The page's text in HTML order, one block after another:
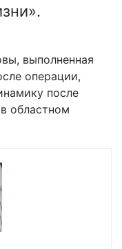
выполненная
операции,
после
областном